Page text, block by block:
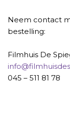
Neem contact
bestelling:
Filmhuis De
045 – 511 81 78